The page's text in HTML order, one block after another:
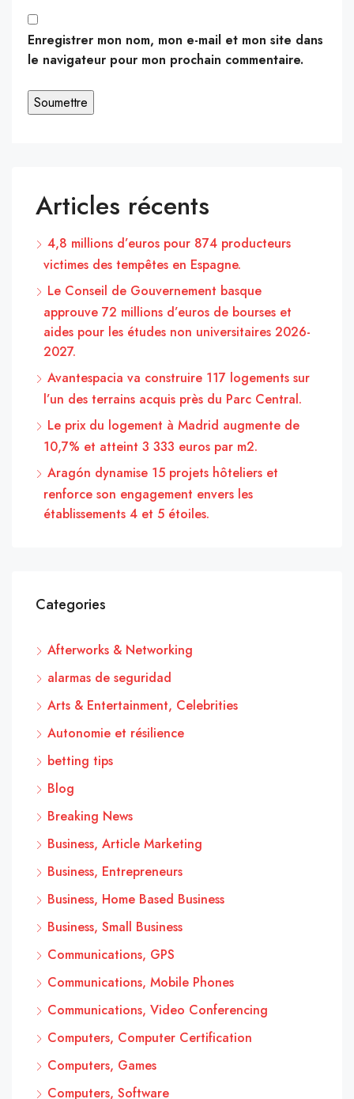
Enregistrer mon nom, mon e-mail et mon site dans
le navigateur pour mon prochain commentaire.
Articles récents
4,8 millions d’euros pour 874 producteurs
victimes des tempêtes en Espagne.
Le Conseil de Gouvernement basque
approuve 72 millions d’euros de bourses et
aides pour les études non universitaires 2026-
2027.
Avantespacia va construire 117 logements sur
l’un des terrains acquis près du Parc Central.
Le prix du logement à Madrid augmente de
10,7% et atteint 3 333 euros par m2.
Aragón dynamise 15 projets hôteliers et
renforce son engagement envers les
établissements 4 et 5 étoiles.
Categories
Afterworks & Networking
alarmas de seguridad
Arts & Entertainment, Celebrities
Autonomie et résilience
betting tips
Blog
Breaking News
Business, Article Marketing
Business, Entrepreneurs
Business, Home Based Business
Business, Small Business
Communications, GPS
Communications, Mobile Phones
Communications, Video Conferencing
Computers, Computer Certification
Computers, Games
Computers, Software